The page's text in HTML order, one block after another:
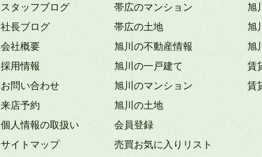
スタッフブログ
社長ブログ
会社概要
採用情報
お問い合わせ
来店予約
個人情報の取扱い
サイトマップ
帯広のマンション
帯広の土地
旭川の不動産情報
旭川の一戸建て
旭川のマンション
旭川の土地
会員登録
売買お気に入りリスト
旭
旭
旭
賃
賃